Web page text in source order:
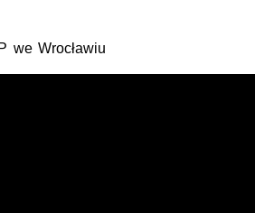
we Wrocławiu